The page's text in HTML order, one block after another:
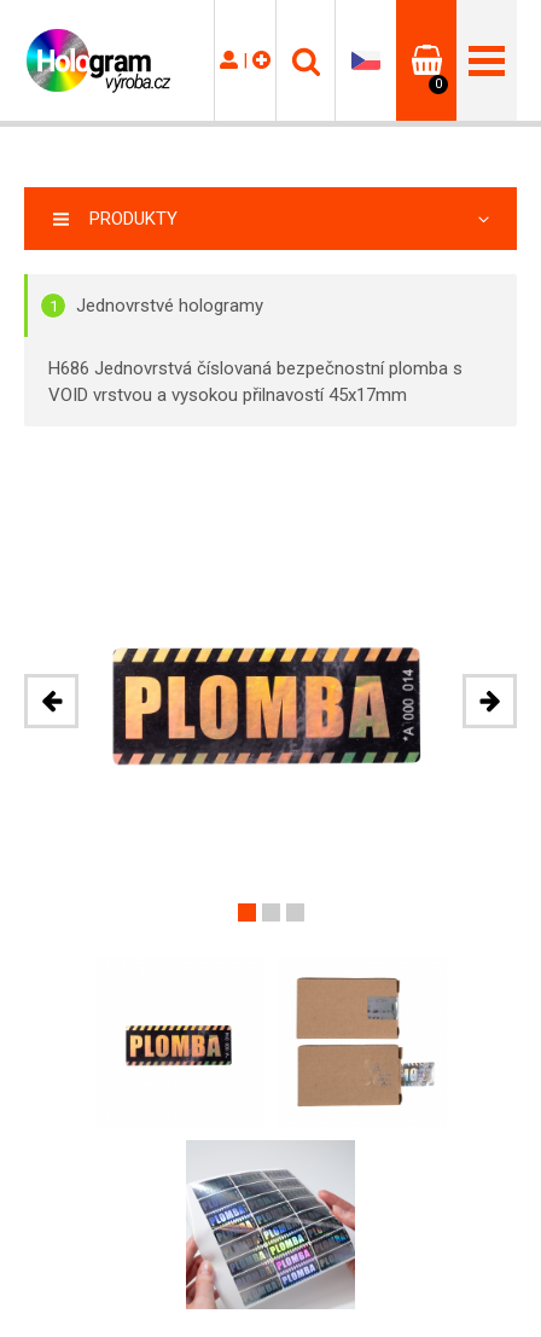
|
0
PRODUKTY
1 Jednovrstvé hologramy
H686 Jednovrstvá číslovaná bezpečnostní plomba s
VOID vrstvou a vysokou přilnavostí 45x17mm